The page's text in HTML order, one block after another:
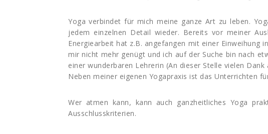
Yoga verbindet für mich meine ganze Art zu leben.
jedem einzelnen Detail wieder. Bereits vor meiner
Energiearbeit hat z.B. angefangen mit einer Einweihung
mir nicht mehr genügt und ich auf der Suche bin nach
einer wunderbaren Lehrerin (An dieser Stelle vielen Dank
Neben meiner eigenen Yogapraxis ist das Unterrichten
Wer atmen kann, kann auch ganzheitliches Yoga
Ausschlusskriterien.